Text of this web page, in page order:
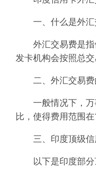
一、什么是外汇
外汇交易费是指信
发卡机构会按照总
二、外汇交易费
一般情况下，万
比，使得费用范围
三、印度顶级信
以下是印度部分